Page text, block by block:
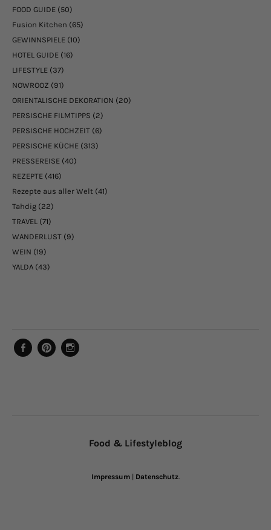
FOOD GUIDE (50)
Fusion Kitchen (65)
GEWINNSPIELE (10)
HOTEL GUIDE (16)
LIFESTYLE (37)
NOWROOZ (91)
ORIENTALISCHE DEKORATION (20)
PERSISCHE FILMTIPPS (2)
PERSISCHE HOCHZEIT (6)
PERSISCHE KÜCHE (313)
PRESSEREISE (40)
REZEPTE (416)
Rezepte aus aller Welt (41)
Tahdig (22)
TRAVEL (71)
WANDERLUST (9)
WEIN (19)
YALDA (43)
Food & Lifestyleblog
Impressum | Datenschutz